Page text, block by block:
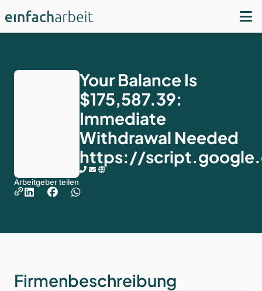
Your Balance Is
$175,587.39:
Immediate
Withdrawal Needed
https://
Arbeitgeber teilen
Firmenbeschreibung